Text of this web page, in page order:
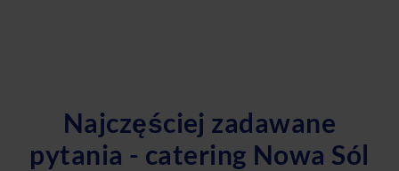
Najczęściej zadawane
pytania - catering Nowa Sól